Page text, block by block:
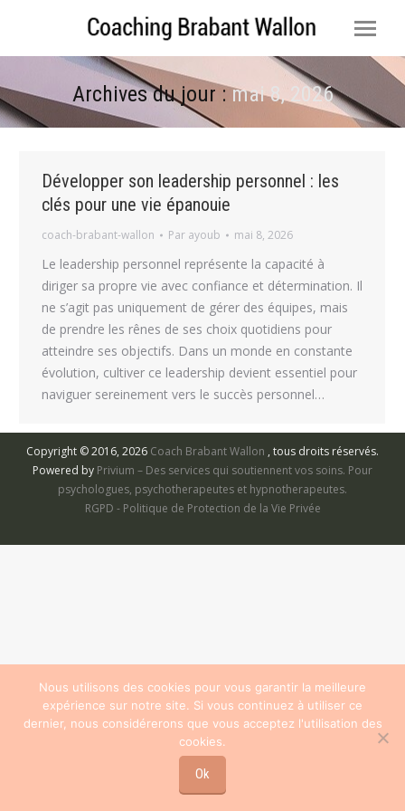
Archives du jour :mai 8, 2026
Vous êtes ici :
Développer son leadership personnel : les
clés pour une vie épanouie
coach-brabant-wallon Par ayoub mai 8, 2026
Le leadership personnel représente la capacité à
diriger sa propre vie avec confiance et détermination. Il
ne s’agit pas uniquement de gérer des équipes, mais
de prendre les rênes de ses choix quotidiens pour
atteindre ses objectifs. Dans un monde en constante
évolution, cultiver ce leadership devient essentiel pour
naviguer sereinement vers le succès personnel…
Copyright © 2016, 2026 Coach Brabant Wallon , tous droits réservés.
Powered by Privium – Des services qui soutiennent vos soins. Pour
psychologues, psychotherapeutes et hypnotherapeutes.
RGPD - Politique de Protection de la Vie Privée
Nous utilisons des cookies pour vous garantir la meilleure
expérience sur notre site. Si vous continuez à utiliser ce
dernier, nous considérerons que vous acceptez l'utilisation des
cookies.
Ok